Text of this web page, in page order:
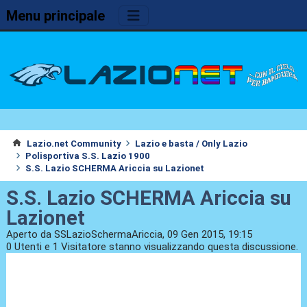
Menu principale
Lazio.net Community
Lazio e basta / Only Lazio
Polisportiva S.S. Lazio 1900
S.S. Lazio SCHERMA Ariccia su Lazionet
S.S. Lazio SCHERMA Ariccia su
Lazionet
Aperto da SSLazioSchermaAriccia, 09 Gen 2015, 19:15
0 Utenti e 1 Visitatore stanno visualizzando questa discussione.